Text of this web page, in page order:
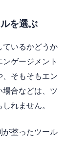
を選ぶ
ているかどうか
ゲージメント
、そもそもエン
場合などは、ツ
れません。
が整ったツール